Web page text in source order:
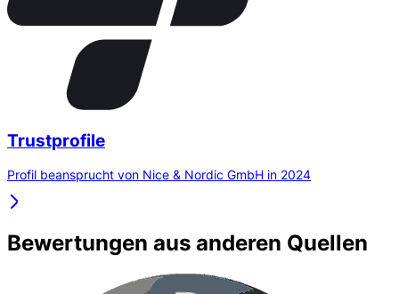
Trustprofile
Profil beansprucht von Nice & Nordic GmbH in 2024
Bewertungen aus anderen Quellen